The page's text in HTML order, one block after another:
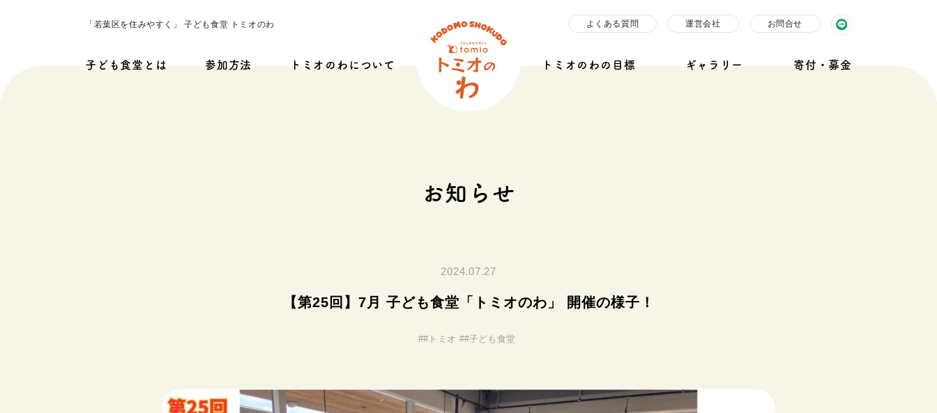
「若葉区を住みやすく」 子ども食堂 トミオのわ よくある質問 運営会社 お問合せ
子ども食堂とは 参加方法 トミオのわについて トミオのわの目標 ギャラリー 寄付・募金
お知らせ
2024.07.27
【第25回】7月 子ども食堂「トミオのわ」 開催の様子！
##トミオ ##子ども食堂